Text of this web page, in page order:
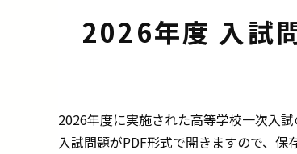
2026年度 入試
2026年度に実施された高等学校一次入
入試問題がPDF形式で開きますので、保